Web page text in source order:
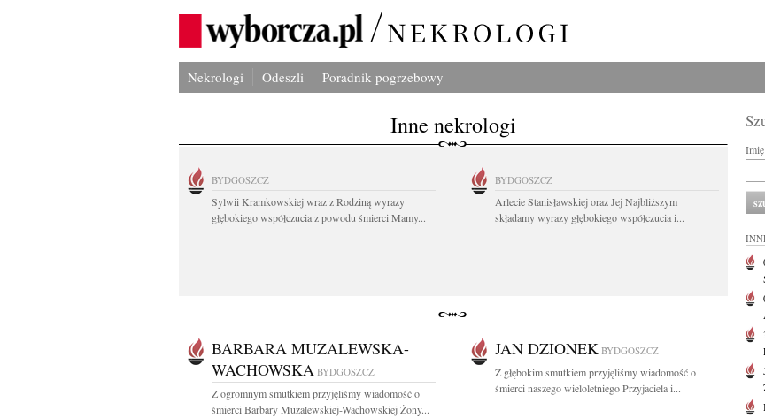
Nekrologi Odeszli Poradnik pogrzebowy
Inne nekrologi
BYDGOSZCZ
Sylwii Kramkowskiej wraz z Rodziną wyrazy
głębokiego współczucia z powodu śmierci Mamy...
BYDGOSZCZ
Arlecie Stanisławskiej oraz Jej Najbliższym
składamy wyrazy głębokiego współczucia i...
BARBARA MUZALEWSKA-
WACHOWSKA BYDGOSZCZ
Z ogromnym smutkiem przyjęliśmy wiadomość o
śmierci Barbary Muzalewskiej-Wachowskiej Żony...
JAN DZIONEK BYDGOSZCZ
Z głębokim smutkiem przyjęliśmy wiadomość o
śmierci naszego wieloletniego Przyjaciela i...